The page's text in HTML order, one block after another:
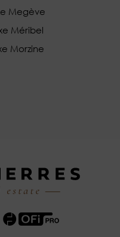
Megève
Méribel
Morzine